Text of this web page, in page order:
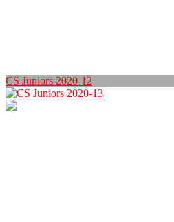
CS Juniors 2020-12